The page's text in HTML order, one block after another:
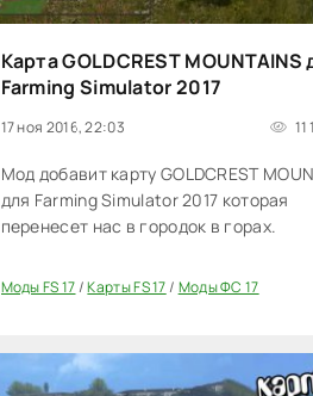
Карта GOLDCREST MOUNTAINS
Farming Simulator 2017
17 ноя 2016, 22:03 11
Мод добавит карту GOLDCREST
для Farming Simulator 2017 которая
перенесет нас в городок в горах.
Моды FS 17/Карты FS 17/ Моды ФС 17